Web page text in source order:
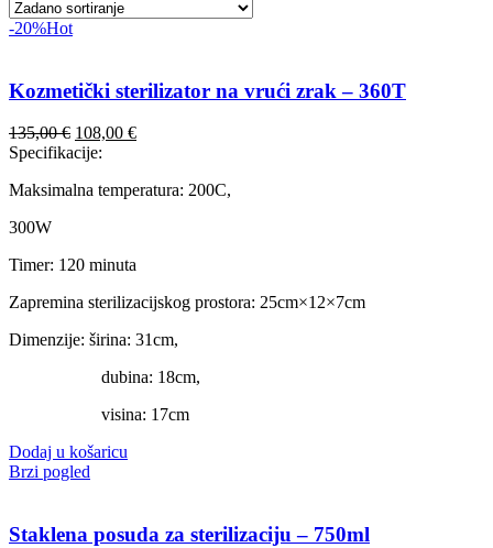
-20%Hot
Kozmetički sterilizator na vrući zrak – 360T
135,00€ Izvorna
cijena
je:
108,00 €Trenutna
108,00 €.
Specifikacije:
Maksimalna temperatura: 200C,
300W
Timer: 120 minuta
Zapremina sterilizacijskog prostora: 25cm×12×7cm
Dimenzije: širina: 31cm,
dubina: 18cm,
visina: 17cm
Dodaj u košaricu
Brzi pogled
Staklena posuda za sterilizaciju – 750ml